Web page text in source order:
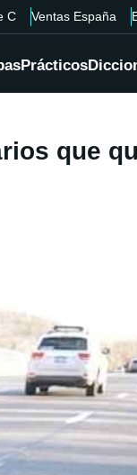
C Ventas España
Prácticos
que